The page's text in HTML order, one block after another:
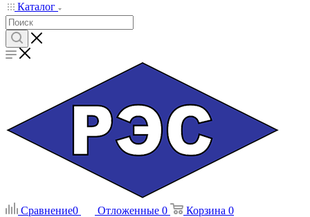
Каталог
Сравнение0 Отложенные 0 Корзина 0